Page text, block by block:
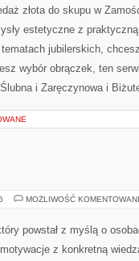
złota do skupu w
estetyczne z
jubilerskich,
wybór obrączek, ten
i Zaręczynowa i
MOŻLIWOŚĆ
powstał z myślą o
z konkretną